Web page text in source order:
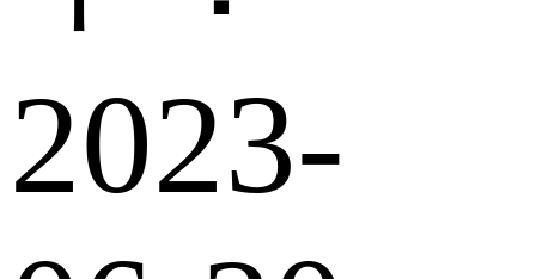
2023-